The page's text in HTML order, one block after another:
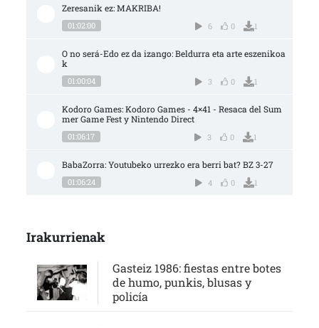
Zeresanik ez: MAKRIBA!
01:02:00 6 0 1
O no será-Edo ez da izango: Beldurra eta arte eszenikoa
k
01:00:04 3 0 1
Kodoro Games: Kodoro Games - 4×41 - Resaca del Sum
mer Game Fest y Nintendo Direct
01:06:17 3 0 1
BabaZorra: Youtubeko urrezko era berri bat? BZ 3-27
01:06:24 4 0 1
Irakurrienak
Gasteiz 1986: fiestas entre botes
de humo, punkis, blusas y
policía